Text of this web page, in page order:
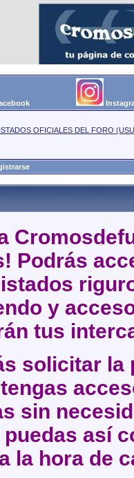
OFICIALES DEL FORO
Podrás
y
tus
solicitar
sin
así
la hora de